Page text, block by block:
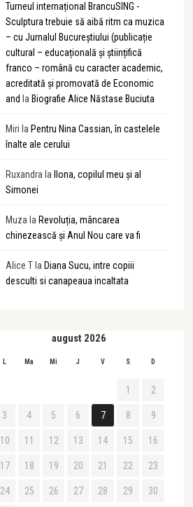
Turneul internațional BrancuSING -
Sculptura trebuie să aibă ritm ca muzica
– cu Jurnalul Bucureștiului (publicație
cultural – educațională și științifică
franco – română cu caracter academic,
acreditată și promovată de Economic
and la Biografie Alice Năstase Buciuta
Miri la Pentru Nina Cassian, în castelele
înalte ale cerului
Ruxandra la
Ilona, copilul meu și al
Simonei
Muza la Revoluția, mâncarea
chinezească și Anul Nou care va fi
Alice T la Diana Sucu, intre copiii
desculti si canapeaua incaltata
august 2026
L Ma Mi J V S D
1 2
3 4 5 6 7 8 9
10 11 12 13 14 15 16
17 18 19 20 21 22 23
24 25 26 27 28 29 30